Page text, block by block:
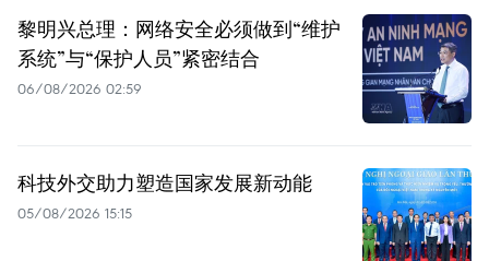
黎明兴总理：网络安全必须做到“维护
系统”与“保护人员”紧密结合
06/08/2026 02:59
科技外交助力塑造国家发展新动能
05/08/2026 15:15